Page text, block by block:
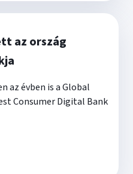
az ország
az évben is a Global
Consumer Digital Bank